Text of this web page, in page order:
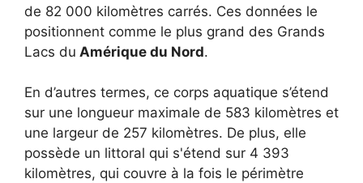
de 82 000 kilomètres carrés. Ces données le
positionnent comme le plus grand des Grands
Lacs du Amérique du Nord.
En d’autres termes, ce corps aquatique s’étend
sur une longueur maximale de 583 kilomètres et
une largeur de 257 kilomètres. De plus, elle
possède un littoral qui s'étend sur 4 393
kilomètres, qui couvre à la fois le périmètre